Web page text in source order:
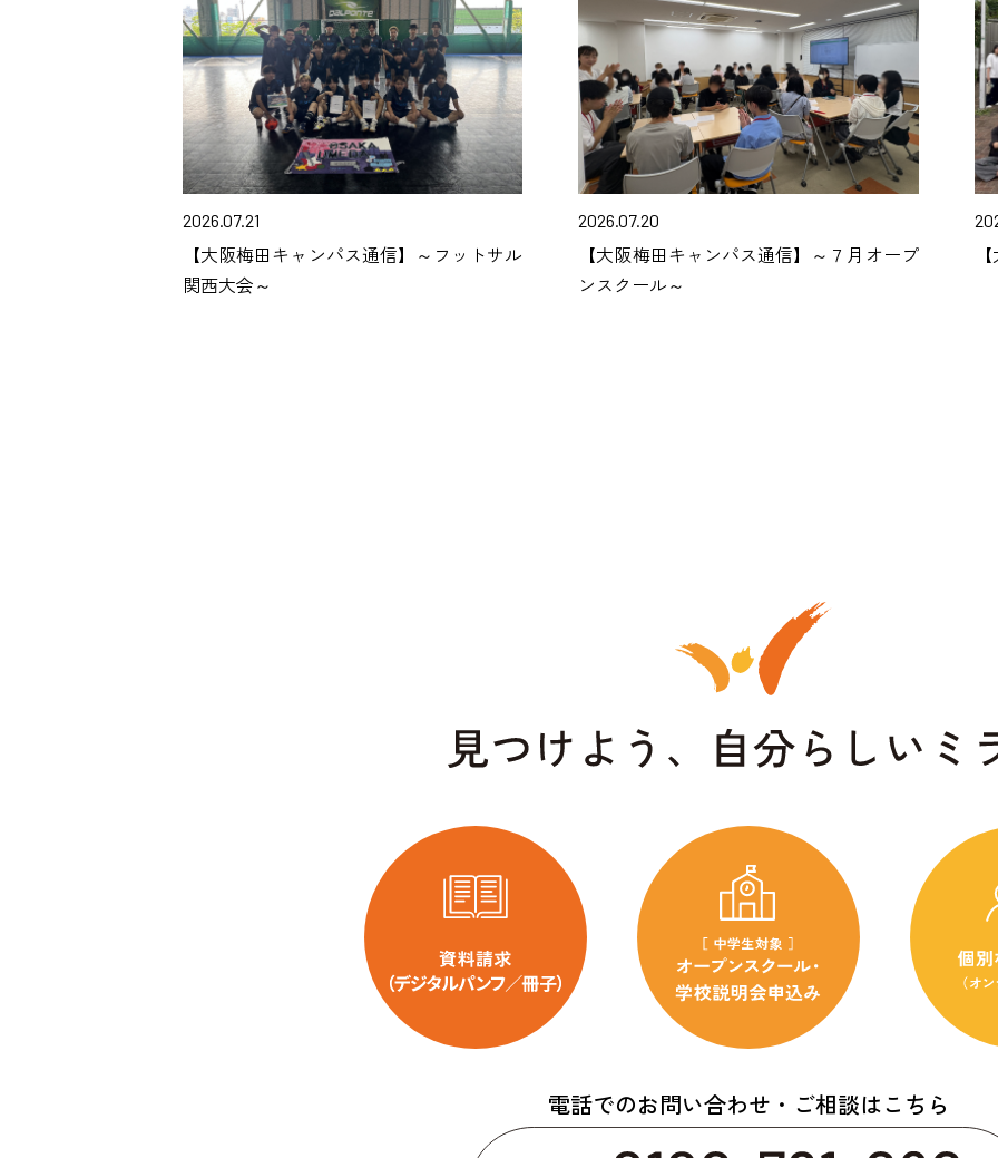
2026.07.21
【大阪梅田キャンパス通信】～フットサル
関西大会～
2026.07.20
【大阪梅田キャンパス通信】～７月オープ
ンスクール～
電話でのお問い合わせ・ご相談はこちら